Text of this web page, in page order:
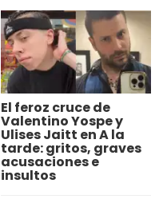
El feroz cruce de
Valentino Yospe y
Ulises Jaitt en A la
tarde: gritos, graves
acusaciones e
insultos